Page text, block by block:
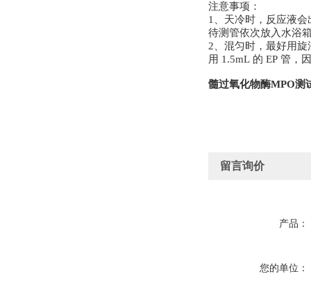
注意事项：
1
、天冷时，反应液
待测管依次放入水浴
2 、混匀时，最好用
用 1.5mL 的 EP 管，
髓过氧化物酶MPO测
留言询价
产品：
您的单位：